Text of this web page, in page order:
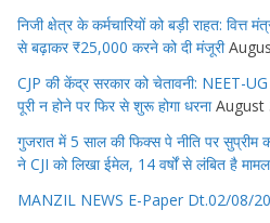
निजी क्षेत्र के कर्मचारियों को बड़ी राहत:
से बढ़ाकर ₹25,000 करने को दी मंजूरी
CJP की केंद्र सरकार को चेतावनी: NEET-
पूरी न होने पर फिर से शुरू होगा धरना August
गुजरात में 5 साल की फिक्स पे नीति पर सुप्रीम
ने CJI को लिखा ईमेल, 14 वर्षों से लंबित है
MANZIL NEWS E-Paper Dt.02/08/